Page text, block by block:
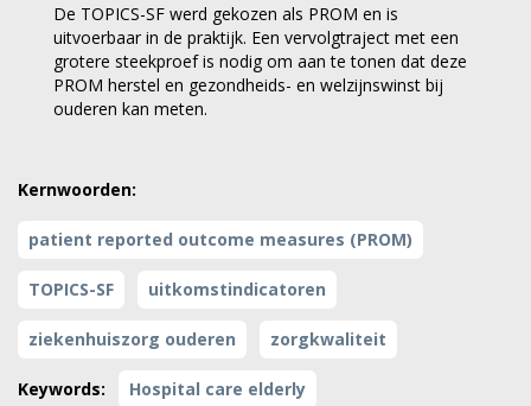
De TOPICS-SF werd gekozen als PROM en is
uitvoerbaar in de praktijk. Een vervolgtraject met een
grotere steekproef is nodig om aan te tonen dat deze
PROM herstel en gezondheids- en welzijnswinst bij
ouderen kan meten.
Kernwoorden:
patient reported outcome measures (PROM)
TOPICS-SF uitkomstindicatoren
ziekenhuiszorg ouderen zorgkwaliteit
Keywords: Hospital care elderly